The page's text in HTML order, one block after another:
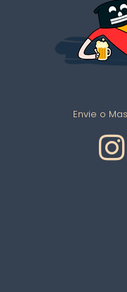
Envie o